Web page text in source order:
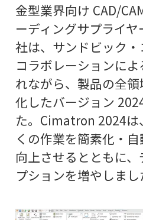
金型業界向け CAD/
ーディングサプライ
社は、サンドビック
コラボレーションに
れながら、製品の全
化したバージョン
た。Cimatron 2024は
くの作業を簡素化・
向上させるとともに
プションを増やしまし